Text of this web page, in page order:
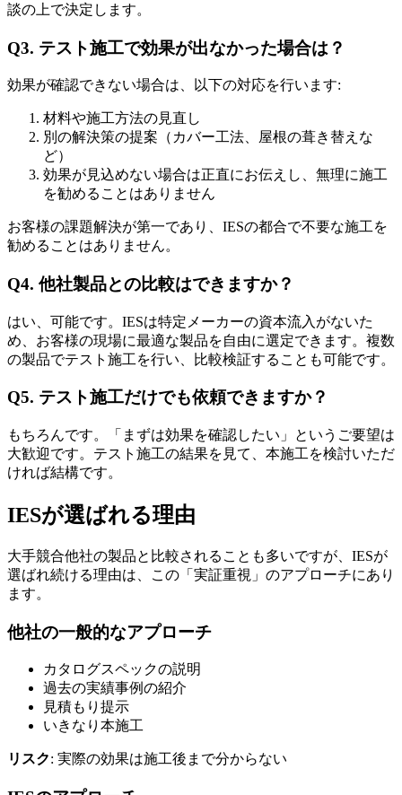
談の上で決定します。
Q3. テスト施工で効果が出なかった場合は？
効果が確認できない場合は、以下の対応を行います:
材料や施工方法の見直し
別の解決策の提案（カバー工法、屋根の葺き替えな
ど）
効果が見込めない場合は正直にお伝えし、無理に施工
を勧めることはありません
お客様の課題解決が第一であり、IESの都合で不要な施工を
勧めることはありません。
Q4. 他社製品との比較はできますか？
はい、可能です。IESは特定メーカーの資本流入がないた
め、お客様の現場に最適な製品を自由に選定できます。複数
の製品でテスト施工を行い、比較検証することも可能です。
Q5. テスト施工だけでも依頼できますか？
もちろんです。「まずは効果を確認したい」というご要望は
大歓迎です。テスト施工の結果を見て、本施工を検討いただ
ければ結構です。
IESが選ばれる理由
大手競合他社の製品と比較されることも多いですが、IESが
選ばれ続ける理由は、この「実証重視」のアプローチにあり
ます。
他社の一般的なアプローチ
カタログスペックの説明
過去の実績事例の紹介
見積もり提示
いきなり本施工
リスク: 実際の効果は施工後まで分からない